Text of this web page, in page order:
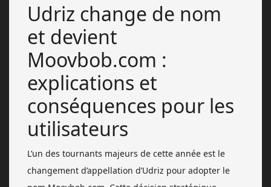
Udriz change de nom
et devient
Moovbob.com :
explications et
conséquences pour les
utilisateurs
L’un des tournants majeurs de cette année est le
changement d’appellation d’Udriz pour adopter le